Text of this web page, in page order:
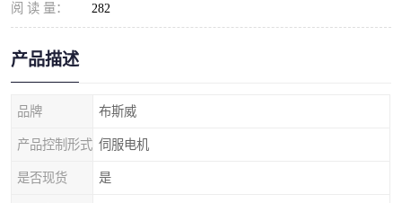
阅 读 量： 282
产品描述
品牌 布斯威
产品控制形式 伺服电机
是否现货 是